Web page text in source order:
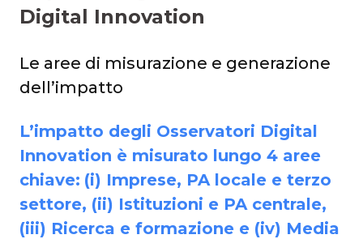
Digital Innovation
Le aree di misurazione e generazione
dell’impatto
L’impatto degli Osservatori Digital
Innovation è misurato lungo 4 aree
chiave: (i) Imprese, PA locale e terzo
settore, (ii) Istituzioni e PA centrale,
(iii) Ricerca e formazione e (iv) Media